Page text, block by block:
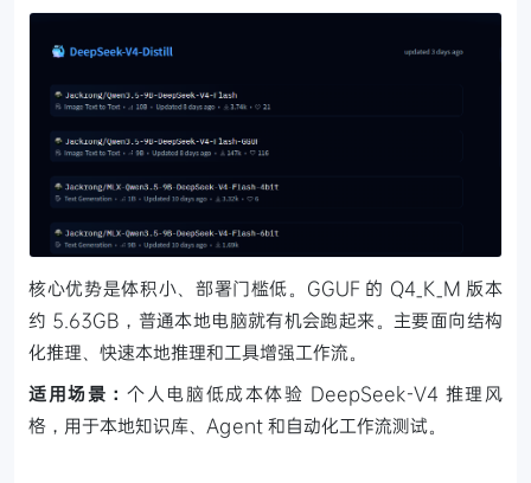
核心优势是体积小、部署门槛低。GGUF 的 Q4_K_M 版本
约 5.63GB，普通本地电脑就有机会跑起来。主要面向结构
化推理、快速本地推理和工具增强工作流。
适用场景：个人电脑低成本体验 DeepSeek-V4 推理风
格，用于本地知识库、Agent 和自动化工作流测试。